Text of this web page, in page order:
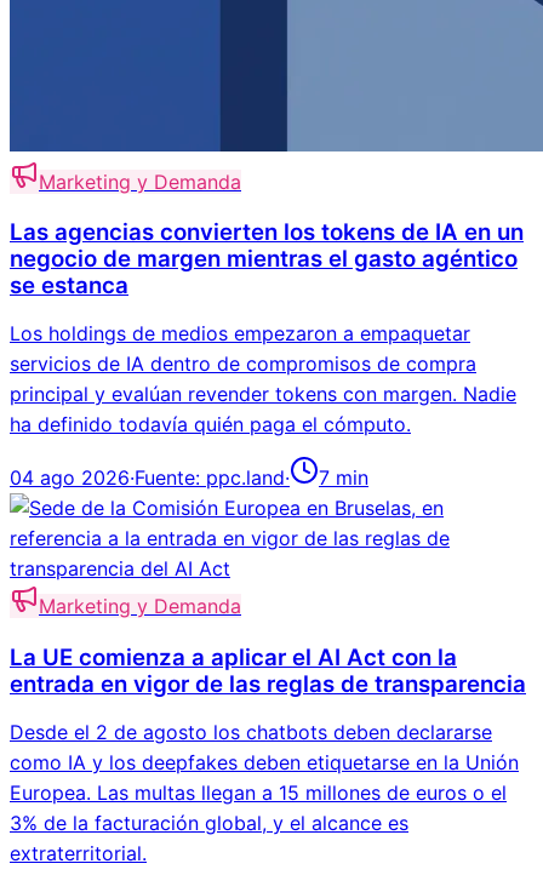
Marketing y Demanda
Las agencias convierten los tokens de IA en un
negocio de margen mientras el gasto agéntico
se estanca
Los holdings de medios empezaron a empaquetar
servicios de IA dentro de compromisos de compra
principal y evalúan revender tokens con margen. Nadie
ha definido todavía quién paga el cómputo.
04 ago 2026·Fuente: ppc.land· 7 min
Marketing y Demanda
La UE comienza a aplicar el AI Act con la
entrada en vigor de las reglas de transparencia
Desde el 2 de agosto los chatbots deben declararse
como IA y los deepfakes deben etiquetarse en la Unión
Europea. Las multas llegan a 15 millones de euros o el
3% de la facturación global, y el alcance es
extraterritorial.